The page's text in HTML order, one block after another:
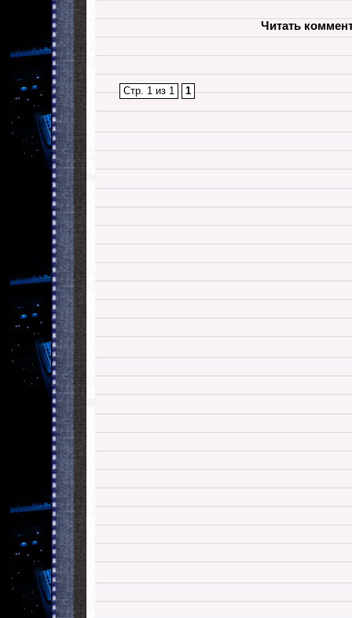
Читать
Стр. 1 из 1 1